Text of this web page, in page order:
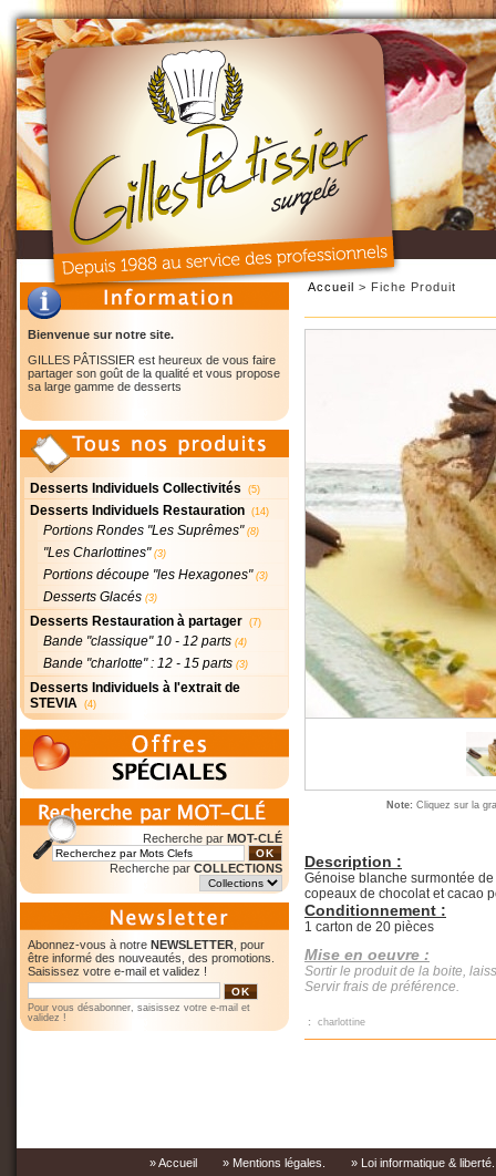
Bienvenue sur notre site.
GILLES PÂTISSIER est heureux de vous faire
partager son goût de la qualité et vous propose
sa large gamme de desserts
Desserts Individuels Collectivités (5)
Desserts Individuels Restauration (14)
Portions Rondes "Les Suprêmes"(8)
"Les Charlottines"(3)
Portions découpe "les Hexagones"(3)
Desserts Glacés (3)
Desserts Restauration à partager (7)
Bande "classique" 10 - 12 parts (4)
Bande "charlotte" : 12 - 15 parts (3)
Desserts Individuels à l'extrait de
STEVIA (4)
Recherche par MOT-CLÉ
Recherche par COLLECTIONS
Abonnez-vous à notre NEWSLETTER , pour
être informé des nouveautés, des promotions.
Saisissez votre e-mail et validez !
Pour vous désabonner, saisissez votre e-mail et
validez !
Accueil > Fiche Produit
Note: Cliquez sur la
Description :
Génoise blanche surmontée
copeaux de chocolat et cacao
Conditionnement :
1 carton de 20 pièces
Mise en oeuvre :
Sortir le produit de la boite,
Servir frais de préférence.
: charlottine
» Accueil » Mentions légales. » Loi informatique &